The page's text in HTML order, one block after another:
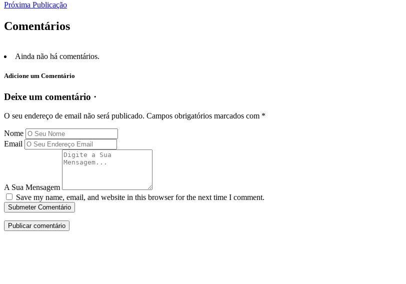
Próxima Publicação
Comentários
Ainda não há comentários.
Adicione um Comentário
Deixe um comentário ·
O seu endereço de email não será publicado. Campos obrigatórios marcados com *
Nome
Email
A Sua Mensagem
Save my name, email, and website in this browser for the next time I comment.
Submeter Comentário